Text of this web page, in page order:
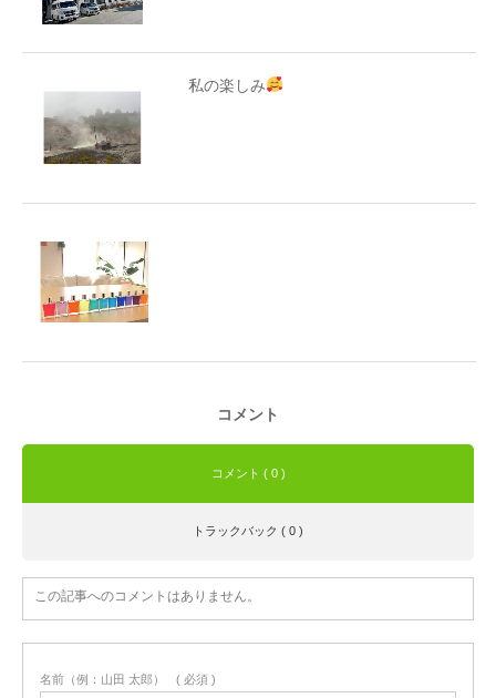
私の楽しみ
コメント
コメント ( 0 )
トラックバック ( 0 )
この記事へのコメントはありません。
名前（例：山田 太郎） ( 必須 )